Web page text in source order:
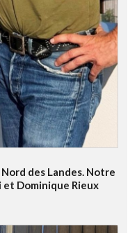
des Landes. Notre
et Dominique Rieux